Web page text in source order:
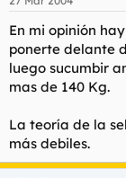
En mi opinión
ponerte delante
luego sucumbir
mas de 140 Kg.
La teoría de la
más debiles.